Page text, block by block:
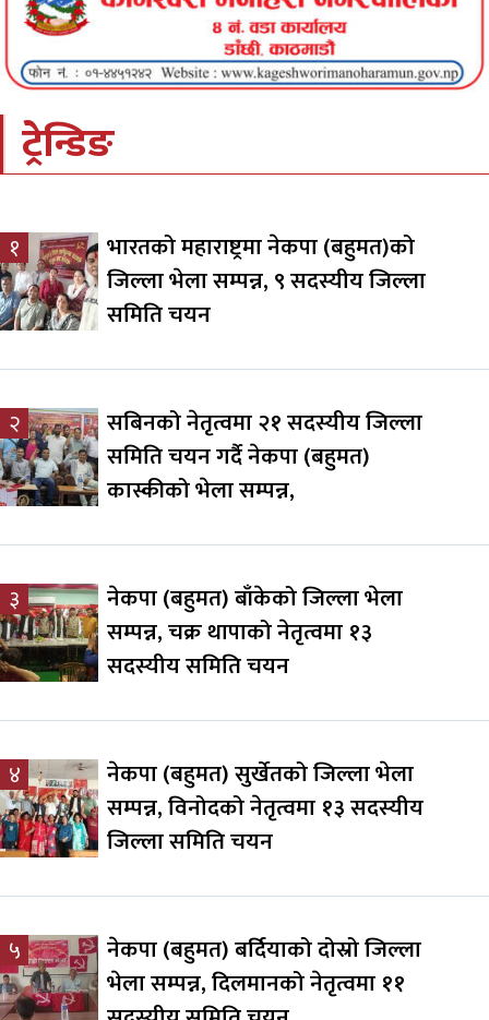
ट्रेन्डिङ
१
भारतको महाराष्ट्रमा नेकपा (बहुमत)को
जिल्ला भेला सम्पन्न, ९ सदस्यीय जिल्ला
समिति चयन
२
सबिनको नेतृत्वमा २१ सदस्यीय जिल्ला
समिति चयन गर्दै नेकपा (बहुमत)
कास्कीको भेला सम्पन्न,
३
नेकपा (बहुमत) बाँकेको जिल्ला भेला
सम्पन्न, चक्र थापाको नेतृत्वमा १३
सदस्यीय समिति चयन
४
नेकपा (बहुमत) सुर्खेतको जिल्ला भेला
सम्पन्न, विनोदको नेतृत्वमा १३ सदस्यीय
जिल्ला समिति चयन
५
नेकपा (बहुमत) बर्दियाको दोस्रो जिल्ला
भेला सम्पन्न, दिलमानको नेतृत्वमा ११